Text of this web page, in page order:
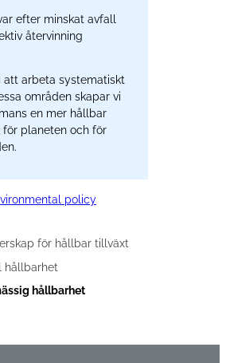
efter minskat avfall
återvinning
att arbeta systematiskt
områden skapar vi
en mer hållbar
för planeten och för
policy
för hållbar tillväxt
hållbarhet
hållbarhet